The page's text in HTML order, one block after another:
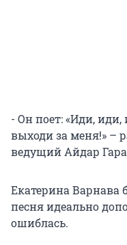
- Он поет: «Иди,
выходи за меня!» –
ведущий Айдар
Екатерина Варнава
песня идеально
ошиблась.